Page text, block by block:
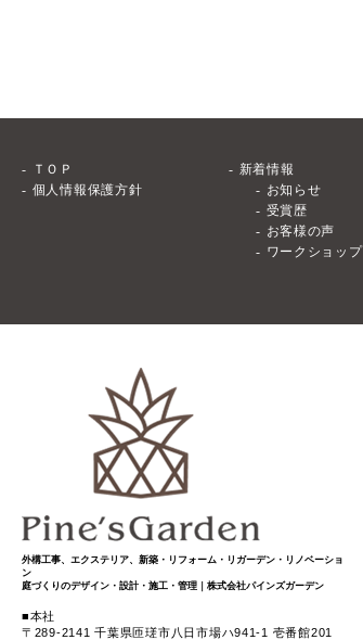
ＴＯＰ
個人情報保護方針
新着情報
お知らせ
受賞歴
お客様の声
ワークショップ
外構工事、エクステリア、新築・リフォーム・リガーデン・リノベーショ
ン
庭づくりのデザイン・設計・施工・管理｜株式会社パインズガーデン
本社
〒289-2141 千葉県匝瑳市八日市場ハ941-1 壱番館201